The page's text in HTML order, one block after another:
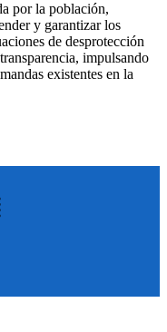
por la población,
y garantizar los
de desprotección
impulsando
existentes en la